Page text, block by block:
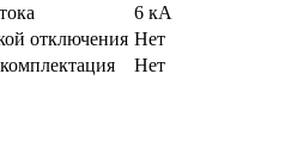
6 кА
отключения Нет
Нет